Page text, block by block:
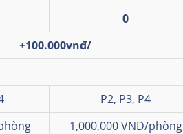
0
+100.000vnđ/
P2, P3, P4
1,000,000 VND/phòng